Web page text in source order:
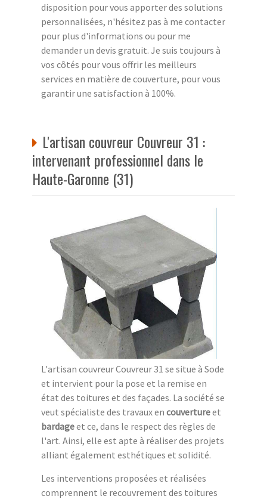
disposition pour vous apporter des solutions
personnalisées, n'hésitez pas à me contacter
pour plus d'informations ou pour me
demander un devis gratuit. Je suis toujours à
vos côtés pour vous offrir les meilleurs
services en matière de couverture, pour vous
garantir une satisfaction à 100%.
L'artisan couvreur Couvreur 31 :
intervenant professionnel dans le
Haute-Garonne (31)
L'artisan couvreur Couvreur 31 se situe à Sode
et intervient pour la pose et la remise en
état des toitures et des façades. La société se
veut spécialiste des travaux en couvertureet
bardageet ce, dans le respect des règles de
l'art. Ainsi, elle est apte à réaliser des projets
alliant également esthétiques et solidité.
Les interventions proposées et réalisées
comprennent le recouvrement des toitures